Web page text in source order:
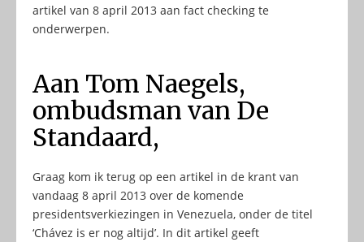
artikel van 8 april 2013 aan fact checking te
onderwerpen.
Aan Tom Naegels,
ombudsman van De
Standaard,
Graag kom ik terug op een artikel in de krant van
vandaag 8 april 2013 over de komende
presidentsverkiezingen in Venezuela, onder de titel
‘Chávez is er nog altijd’. In dit artikel geeft